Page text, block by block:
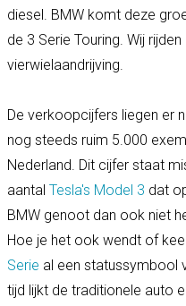
diesel. BMW komt deze
de 3 Serie Touring. Wij
vierwielaandrijving.
De verkoopcijfers liegen er
nog steeds ruim 5.000
Nederland. Dit cijfer staat
aantal Tesla's Model 3 dat
BMW genoot dan ook niet
Hoe je het ook wendt of
Serie al een statussymbool
tijd lijkt de traditionele auto